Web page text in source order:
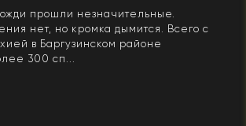
прошли незначительные.
нет, но кромка дымится. Всего с
в Баргузинском районе
300 сп...